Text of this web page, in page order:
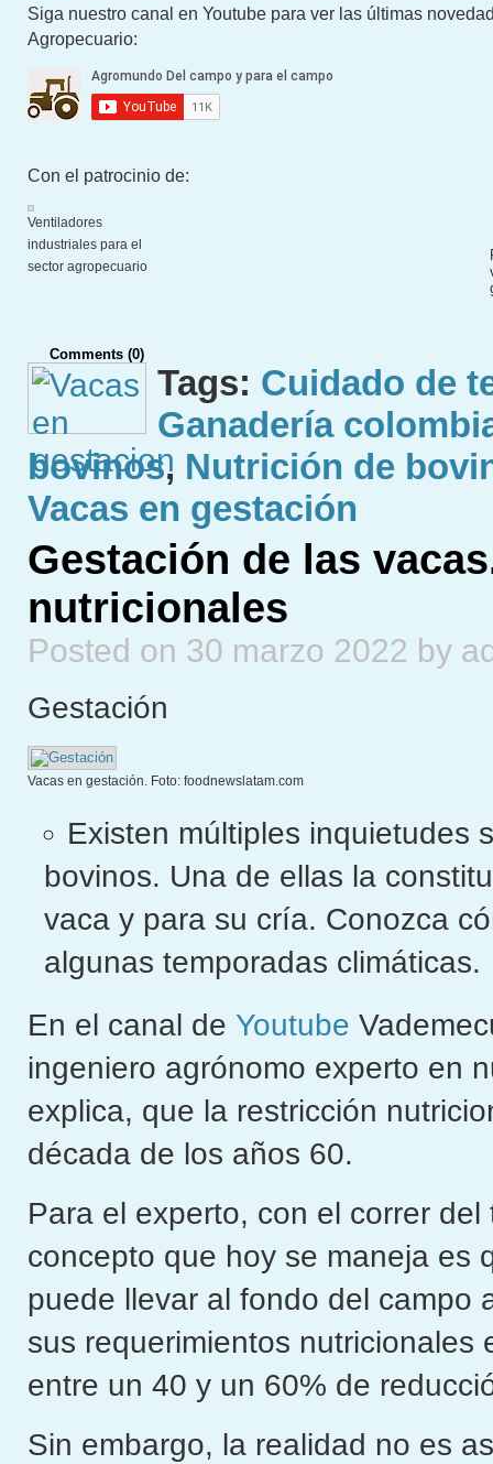
Siga nuestro canal en Youtube para ver las últimas
Agropecuario:
Con el patrocinio de:
Ventiladores
industriales para el
sector agropecuario
Comments (0)
Tags: Cuidado de
Ganadería
bovinos, Nutrición de
Vacas en gestación
Gestación de las
nutricionales
Posted on 30 marzo 2022 by
Gestación
Vacas en gestación. Foto: foodnewslatam.com
Existen múltiples inquietudes
bovinos. Una de ellas la
vaca y para su cría. Conozca
algunas temporadas climáticas.
En el canal de Youtube
ingeniero agrónomo experto en
explica, que la restricción
década de los años 60.
Para el experto, con el correr
concepto que hoy se maneja es
puede llevar al fondo del campo
sus requerimientos
entre un 40 y un 60% de
Sin embargo, la realidad no es